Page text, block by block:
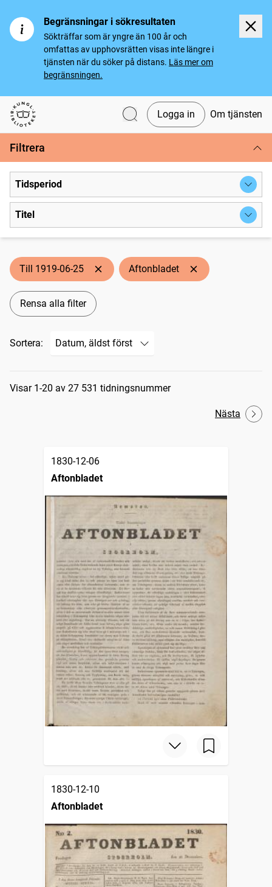
Begränsningar i sökresultaten
Sökträffar som är yngre än 100 år och
omfattas av upphovsrätten visas inte längre i
tjänsten när du söker på distans. Läs mer om
begränsningen.
Svenska tidningar
Logga in Om tjänsten
Filtrera
Tidsperiod
Titel
Till 1919-06-25 Aftonbladet
Rensa alla filter
Sortera:
Sökresultat
Visar 1-20 av 27 531 tidningsnummer
Nästa
1830-12-06
Aftonbladet
1830-12-10
Aftonbladet